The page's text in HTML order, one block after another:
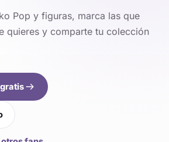
Pop y figuras, marca las que
quieres y comparte tu colección